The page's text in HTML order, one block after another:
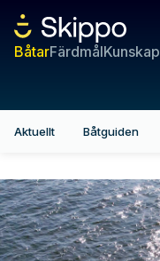
BåtarFärdmålKunskap
Aktuellt Båtguiden